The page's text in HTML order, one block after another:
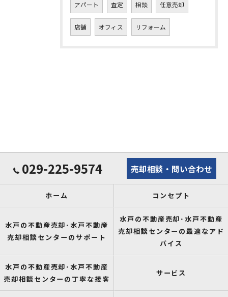
アパート 査定 相談 任意売却
店舗 オフィス リフォーム
029-225-9574 売却相談・問い合わせ
ホーム コンセプト
水戸の不動産売却･水戸不動産
売却相談センターのサポート
水戸の不動産売却･水戸不動産
売却相談センターの最適なアド
バイス
水戸の不動産売却･水戸不動産
売却相談センターの丁寧な接客
サービス